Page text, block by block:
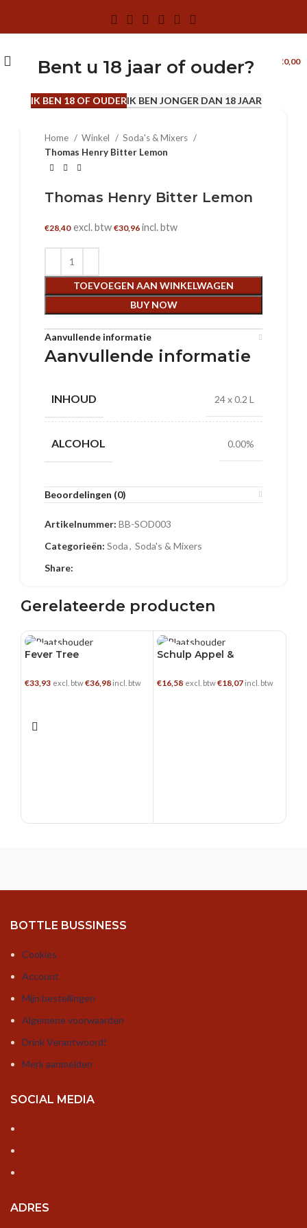
Bent u 18 jaar of ouder?
IK BEN 18 OF OUDERIK BEN JONGER DAN 18 JAAR
MENU €0,00
24 X 0.2 L
Klik om te vergroten
Home Winkel
Soda's & Mixers
Thomas Henry Bitter Lemon
Thomas Henry Bitter Lemon
€28,40 excl. btw €30,96 incl. btw
TOEVOEGEN AAN WINKELWAGEN
BUY NOW
Aanvullende informatie
Aanvullende informatie
INHOUD 24 x 0.2 L
ALCOHOL 0.00%
Beoordelingen (0)
Artikelnummer: BB-SOD003
Categorieën: Soda, Soda's & Mixers
Share:
Gerelateerde producten
24 X 0.2 L
Fever Tree
€33,93 excl. btw€36,98 incl. btw
15 X 0.2 L
Schulp Appel &
€16,58 excl. btw€18,07 incl. btw
BOTTLE BUSSINESS
Cookies
Account
Mijn bestellingen
Algemene voorwaarden
Drink Verantwoord!
Merk aanmelden
SOCIAL MEDIA
ADRES